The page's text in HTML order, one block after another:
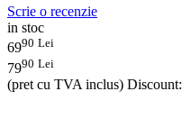
Scrie o recenzie
in stoc
6990 Lei
7990 Lei
(pret cu TVA inclus) Discount: